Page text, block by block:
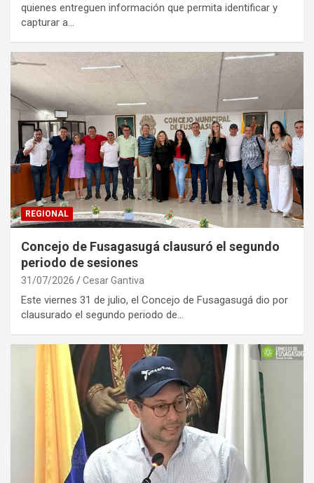
quienes entreguen información que permita identificar y
capturar a…
REGIONAL
Concejo de Fusagasugá clausuró el segundo
periodo de sesiones
31/07/2026 Cesar Gantiva
Este viernes 31 de julio, el Concejo de Fusagasugá dio por
clausurado el segundo periodo de…